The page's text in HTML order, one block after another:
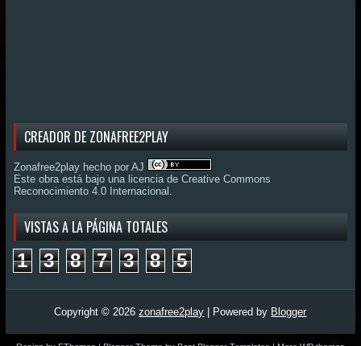
CREADOR DE ZONAFREE2PLAY
Zonafree2play hecho por AJ
Este obra está bajo una licencia de Creative Commons
Reconocimiento 4.0 Internacional .
VISTAS A LA PÁGINA TOTALES
1 3 8 7 3 8 5
Copyright ©2026zonafree2play | Powered by Blogger